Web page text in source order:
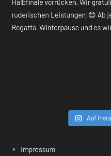
Auf
Impressum